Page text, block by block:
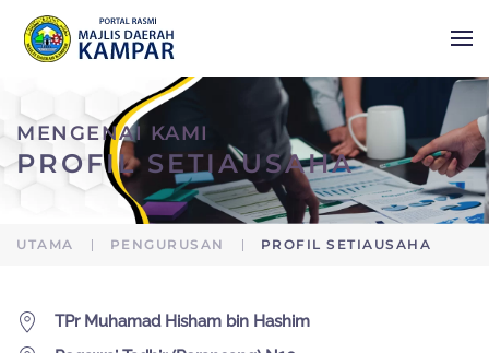
Skip to main content
MENGENAI KAMI
PROFIL SETIAUSAHA
UTAMA PENGURUSAN PROFIL SETIAUSAHA
TPr Muhamad Hisham bin Hashim